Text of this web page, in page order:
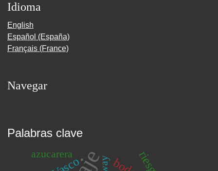
Idioma
English
Español (España)
Français (France)
Navegar
Palabras clave
azucarera